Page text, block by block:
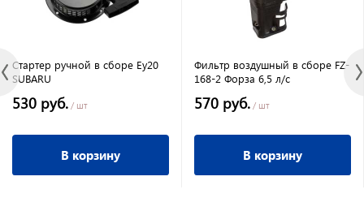
Стартер ручной в сборе Ey20
SUBARU
530 руб. / шт
В корзину
Фильтр воздушный в сборе FZ-
168-2 Форза 6,5 л/с
570 руб. / шт
В корзину